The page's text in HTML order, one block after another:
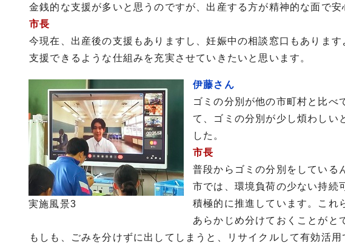
金銭的な支援が多いと思うのですが、出産する方が精神的な面で安
市長
今現在、出産後の支援もありますし、妊娠中の相談窓口もありま
支援できるような仕組みを充実させていきたいと思います。
実施風景3
伊藤さん
ゴミの分別が他の市町村と比べ
て、ゴミの分別が少し煩わしい
した。
市長
普段からゴミの分別をしている
市では、環境負荷の少ない持続
積極的に推進しています。これ
あらかじめ分けておくことがと
もしも、ごみを分けずに出してしまうと、リサイクルして有効活